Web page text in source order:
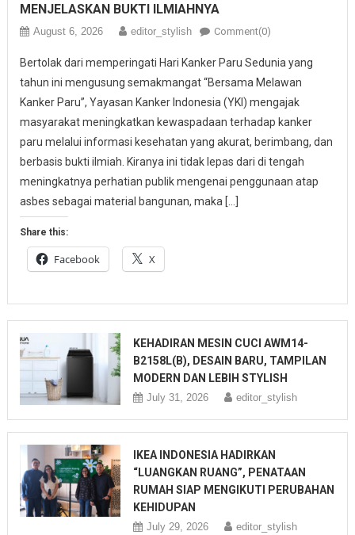
MENJELASKAN BUKTI ILMIAHNYA
August 6, 2026 editor_stylish Comment(0)
Bertolak dari memperingati Hari Kanker Paru Sedunia yang
tahun ini mengusung semakmangat “Bersama Melawan
Kanker Paru”, Yayasan Kanker Indonesia (YKI) mengajak
masyarakat meningkatkan kewaspadaan terhadap kanker
paru melalui informasi kesehatan yang akurat, berimbang, dan
berbasis bukti ilmiah. Kiranya ini tidak lepas dari di tengah
meningkatnya perhatian publik mengenai penggunaan atap
asbes sebagai material bangunan, maka […]
Share this:
Facebook X
KEHADIRAN MESIN CUCI AWM14-
B2158L(B), DESAIN BARU, TAMPILAN
MODERN DAN LEBIH STYLISH
July 31, 2026 editor_stylish
IKEA INDONESIA HADIRKAN
“LUANGKAN RUANG”, PENATAAN
RUMAH SIAP MENGIKUTI PERUBAHAN
KEHIDUPAN
July 29, 2026 editor_stylish